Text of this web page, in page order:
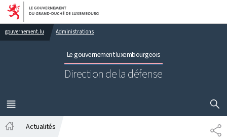
Aller au menu principal
Aller au contenu
gouvernement.lu Administrations
Le gouvernement luxembourgeois
Direction de la défense
MENU
PRINCIPAL
Actualités